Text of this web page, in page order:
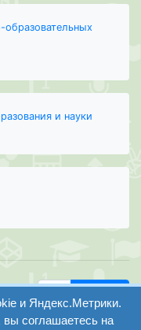
и науки
Версия
и Яндекс.Метрики.
соглашаетесь на